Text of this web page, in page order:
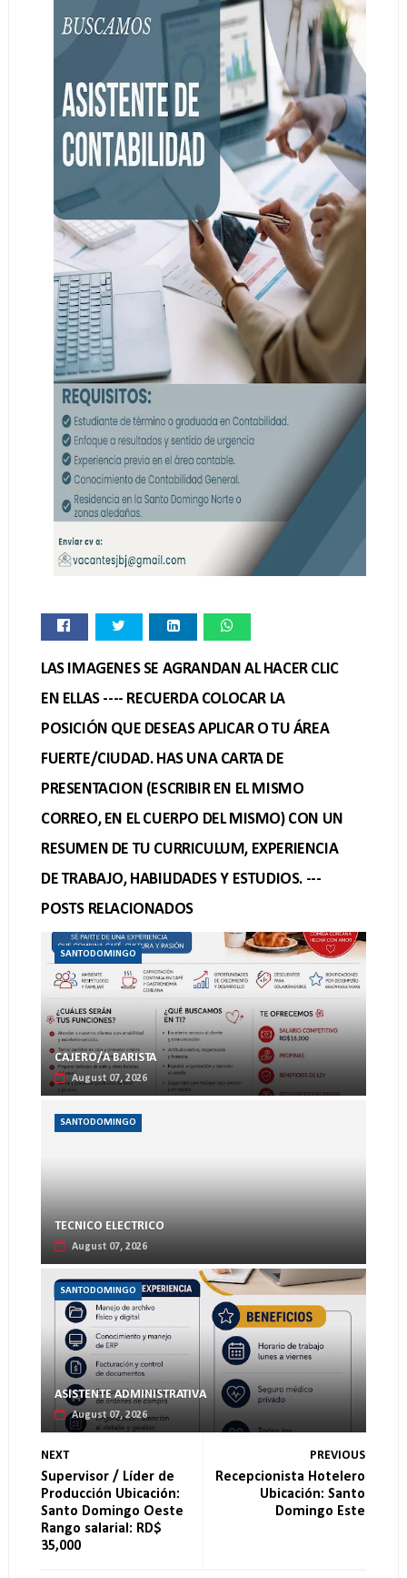
LAS IMAGENES SE AGRANDAN AL HACER CLIC
EN ELLAS ---- RECUERDA COLOCAR LA
POSICIÓN QUE DESEAS APLICAR O TU ÁREA
FUERTE/CIUDAD. HAS UNA CARTA DE
PRESENTACION (ESCRIBIR EN EL MISMO
CORREO, EN EL CUERPO DEL MISMO) CON UN
RESUMEN DE TU CURRICULUM, EXPERIENCIA
DE TRABAJO, HABILIDADES Y ESTUDIOS. ---
POSTS RELACIONADOS
SANTODOMINGO
CAJERO/A BARISTA
August 07, 2026
SANTODOMINGO
TECNICO ELECTRICO
August 07, 2026
SANTODOMINGO
ASISTENTE ADMINISTRATIVA
August 07, 2026
NEXT
Supervisor / Líder de
Producción Ubicación:
Santo Domingo Oeste
Rango salarial: RD$
35,000
PREVIOUS
Recepcionista Hotelero
Ubicación: Santo
Domingo Este